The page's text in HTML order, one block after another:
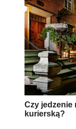
Czy jedzenie
kurierską?